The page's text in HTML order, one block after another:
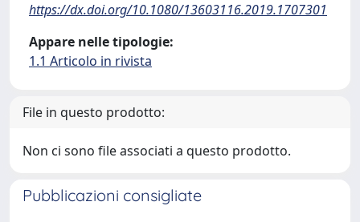
https://dx.doi.org/10.1080/13603116.2019.1707301
Appare nelle tipologie:
1.1 Articolo in rivista
File in questo prodotto:
Non ci sono file associati a questo prodotto.
Pubblicazioni consigliate